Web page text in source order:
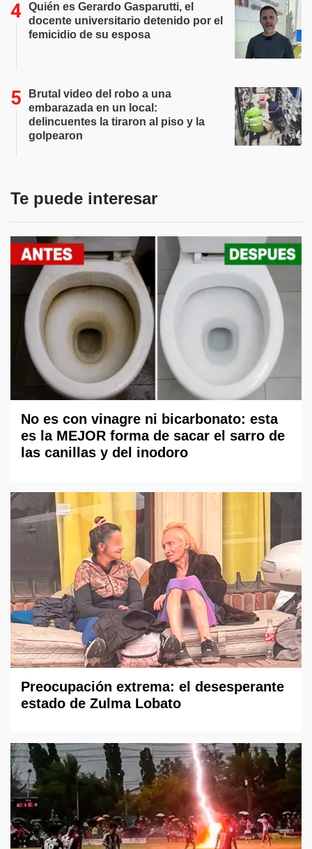
Quién es Gerardo Gasparutti, el
docente universitario detenido por el
femicidio de su esposa
Brutal video del robo a una
embarazada en un local:
delincuentes la tiraron al piso y la
golpearon
Te puede interesar
No es con vinagre ni bicarbonato: esta
es la MEJOR forma de sacar el sarro de
las canillas y del inodoro
Preocupación extrema: el desesperante
estado de Zulma Lobato